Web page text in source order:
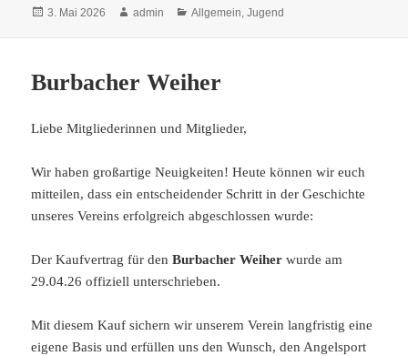
Veröffentlicht
3. Mai 2026 Autor
admin Kategorien
Allgemein,Jugend
Burbacher Weiher
Liebe Mitgliederinnen und Mitglieder,
Wir haben großartige Neuigkeiten! Heute können wir euch
mitteilen, dass ein entscheidender Schritt in der Geschichte
unseres Vereins erfolgreich abgeschlossen wurde:
Der Kaufvertrag für denBurbacher Weiherwurde am
29.04.26 offiziell unterschrieben.
Mit diesem Kauf sichern wir unserem Verein langfristig eine
eigene Basis und erfüllen uns den Wunsch, den Angelsport